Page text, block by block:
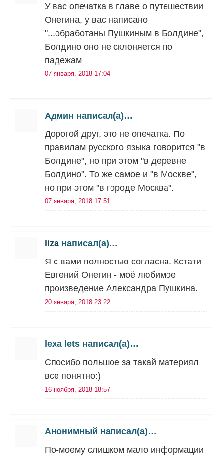
У вас опечатка в главе о путешествии
Онегина, у вас написано
"...обработаны Пушкиным в Болдине",
Болдино оно не склоняется по
падежам
07 января, 2018 17:04
Админ написал(а)…
Дорогой друг, это не опечатка. По
правилам русского языка говорится "в
Болдине", но при этом "в деревне
Болдино". То же самое и "в Москве",
но при этом "в городе Москва".
07 января, 2018 17:51
liza написал(а)…
Я с вами полностью согласна. Кстати
Евгений Онегин - моё любимое
произведение Александра Пушкина.
20 января, 2018 23:22
lexa lets написал(а)…
Спосибо польшое за такай материял
все понятно:)
16 ноября, 2018 18:57
Анонимный написал(а)…
По-моему слишком мало информации